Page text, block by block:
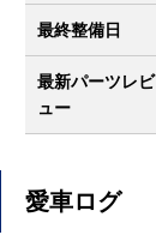
最終整備日
最新パーツレビ
ュー
愛車ログ